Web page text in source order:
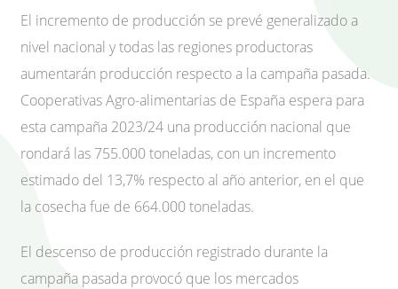
El incremento de producción se prevé generalizado a
nivel nacional y todas las regiones productoras
aumentarán producción respecto a la campaña pasada.
Cooperativas Agro-alimentarias de España espera para
esta campaña 2023/24 una producción nacional que
rondará las 755.000 toneladas, con un incremento
estimado del 13,7% respecto al año anterior, en el que
la cosecha fue de 664.000 toneladas.
El descenso de producción registrado durante la
campaña pasada provocó que los mercados